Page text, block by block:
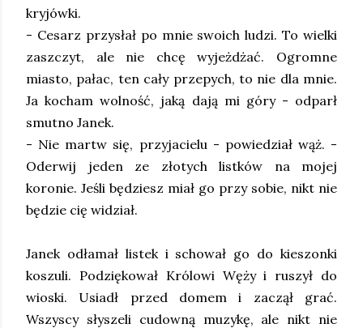
kryjówki.
- Cesarz przysłał po mnie swoich ludzi. To wielki
zaszczyt, ale nie chcę wyjeżdżać. Ogromne
miasto, pałac, ten cały przepych, to nie dla mnie.
Ja kocham wolność, jaką dają mi góry - odparł
smutno Janek.
- Nie martw się, przyjacielu - powiedział wąż. -
Oderwij jeden ze złotych listków na mojej
koronie. Jeśli będziesz miał go przy sobie, nikt nie
będzie cię widział.
Janek odłamał listek i schował go do kieszonki
koszuli. Podziękował Królowi Węży i ruszył do
wioski. Usiadł przed domem i zaczął grać.
Wszyscy słyszeli cudowną muzykę, ale nikt nie